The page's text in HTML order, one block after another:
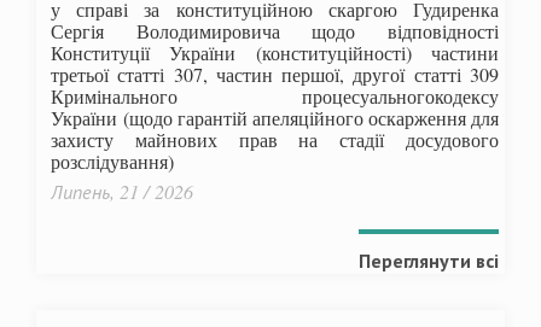
у справі за конституційною скаргою Гудиренка
Сергія Володимировича щодо відповідності
Конституції України (конституційності) частини
третьої статті 307, частин першої, другої статті 309
Кримінального процесуальногокодексу
України (щодо гарантій апеляційного оскарження для
захисту майнових прав на стадії досудового
розслідування)
Липень, 21 / 2026
Переглянути всі